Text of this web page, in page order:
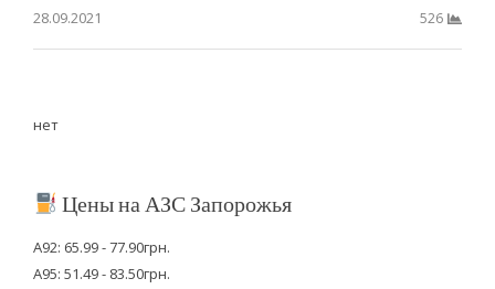
28.09.2021
526
нет
Цены на АЗС Запорожья
А92: 65.99 - 77.90грн.
А95: 51.49 - 83.50грн.